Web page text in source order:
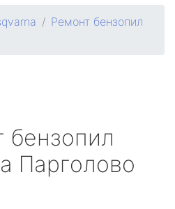
Ремонт бензопил
бензопил
Парголово